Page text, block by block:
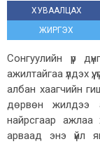
ХУВААЛЦАХ
ЖИРГЭХ
Сонгуулийн үр
ажилтайгаа үлдэх
албан хаагчийн
дөрвөн жилдээ
найрсгаар ажлаа
арваад энэ үйл